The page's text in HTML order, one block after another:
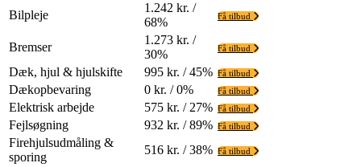
Bilpleje
1.242 kr. /
68%
Få tilbud
Bremser
1.273 kr. /
30%
Få tilbud
Dæk, hjul & hjulskifte 995 kr. / 45% Få tilbud
Dækopbevaring 0 kr. / 0% Få tilbud
Elektrisk arbejde 575 kr. / 27% Få tilbud
Fejlsøgning 932 kr. / 89% Få tilbud
Firehjulsudmåling &
sporing
516 kr. / 38% Få tilbud